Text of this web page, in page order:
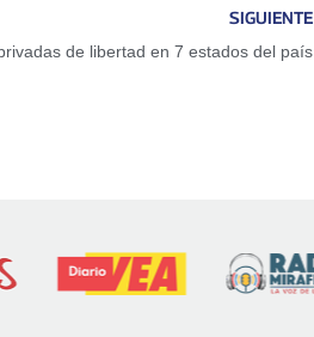
SIGUIENTE
de libertad en 7 estados del país